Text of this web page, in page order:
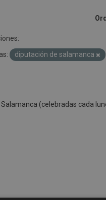
diputación de salamanca
(celebradas cada